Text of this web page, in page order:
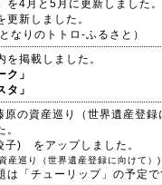
を4月と5月に更新しました。
新しました。
なりのトトロ-ふるさと）
を掲載しました。
」
」
原の資産巡り（世界遺産登
子) をアップしました。
産巡り（世界遺産登録に向けて）)
「チューリップ」の予定で